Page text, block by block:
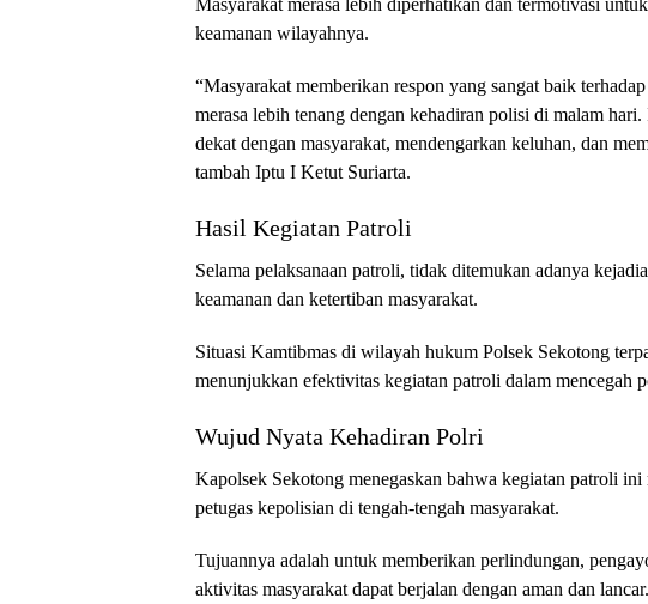
Masyarakat merasa lebih diperhatikan dan termotivasi
keamanan wilayahnya.
“Masyarakat memberikan respon yang sangat baik
merasa lebih tenang dengan kehadiran polisi di malam
dekat dengan masyarakat, mendengarkan keluhan, dan
tambah Iptu I Ketut Suriarta.
Hasil Kegiatan Patroli
Selama pelaksanaan patroli, tidak ditemukan adanya
keamanan dan ketertiban masyarakat.
Situasi Kamtibmas di wilayah hukum Polsek Sekotong
menunjukkan efektivitas kegiatan patroli dalam mencegah
Wujud Nyata Kehadiran Polri
Kapolsek Sekotong menegaskan bahwa kegiatan patroli
petugas kepolisian di tengah-tengah masyarakat.
Tujuannya adalah untuk memberikan perlindungan,
aktivitas masyarakat dapat berjalan dengan aman dan lancar.